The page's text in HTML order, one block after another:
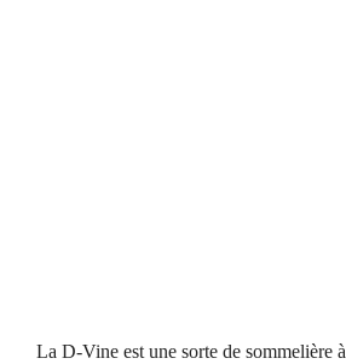
La D-Vine est une sorte de sommelière